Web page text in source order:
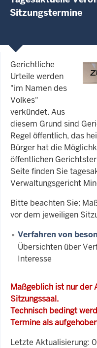
Sitzungstermine
Gerichtliche
Urteile werden
"im Namen des
Volkes"
verkündet. Aus
diesem Grund sind
Regel öffentlich, das
Bürger hat die
öffentlichen
Seite finden Sie
Verwaltungsgericht
Bitte beachten Sie:
vor dem jeweiligen
Verfahren von
Übersichten über
Interesse
Maßgeblich ist nur der
Sitzungssaal.
Technisch bedingt
Termine als
Letzte Aktualisierung: